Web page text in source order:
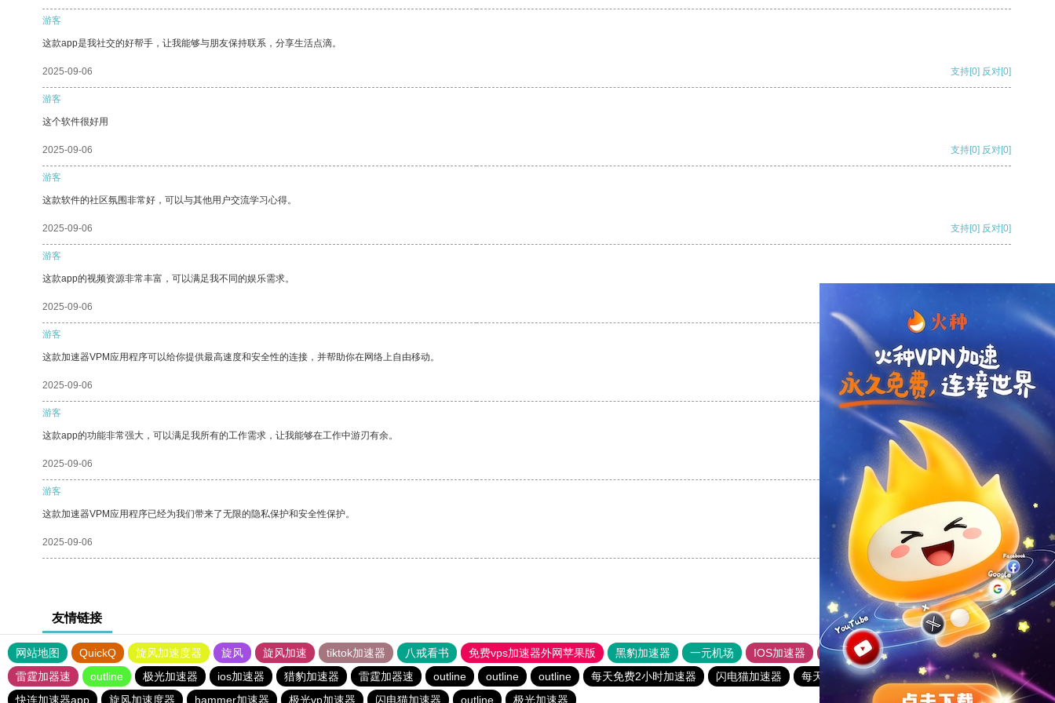
游客
这款app是我社交的好帮手，让我能够与朋友保持联系，分享生活点滴。
2025-09-06 支持[0] 反对[0]
游客
这个软件很好用
2025-09-06 支持[0] 反对[0]
游客
这款软件的社区氛围非常好，可以与其他用户交流学习心得。
2025-09-06 支持[0] 反对[0]
游客
这款app的视频资源非常丰富，可以满足我不同的娱乐需求。
2025-09-06
游客
这款加速器VPM应用程序可以给你提供最高速度和安全性的连接，并帮助你在网络上自由移动。
2025-09-06 支持 [0] 反对[0]
游客
这款app的功能非常强大，可以满足我所有的工作需求，让我能够在工作中游刃有余。
2025-09-06 支持[0] 反对
游客
这款加速器VPM应用程序已经为我们带来了无限的隐私保护和安全性保护。
2025-09-06 支持[0] 反对[0]
友情链接
网站地图 QuickQ 旋风加速度器 旋风 旋风加速 tiktok加速器 八戒看书 免费vps加速器外网苹果版 黑豹加速器 一元机场 IOS加速器 旋风加速度器
免费VP加速器
雷霆加器速
outline 极光加速器 ios加速器 猎豹加速器 雷霆加器速 outline outline outline 每天免费2小时加速器 闪电猫加速器 每天试用一小时加速器
快连vp
快连加速器app
旋风加速度器 hammer加速器 极光vp加速器 闪电猫加速器 outline 极光加速器